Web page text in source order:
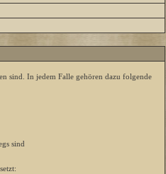
sind. In jedem Falle gehören dazu folgende
sind